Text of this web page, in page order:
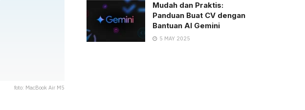
foto: MacBook Air M5
Mudah dan Praktis:
Panduan Buat CV dengan
Bantuan AI Gemini
5 MAY 2025